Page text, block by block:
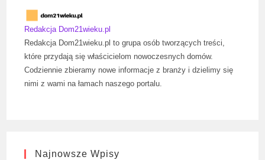
Redakcja Dom21wieku.pl
Redakcja Dom21wieku.pl to grupa osób tworzących treści,
które przydają się właścicielom nowoczesnych domów.
Codziennie zbieramy nowe informacje z branży i dzielimy się
nimi z wami na łamach naszego portalu.
Najnowsze Wpisy